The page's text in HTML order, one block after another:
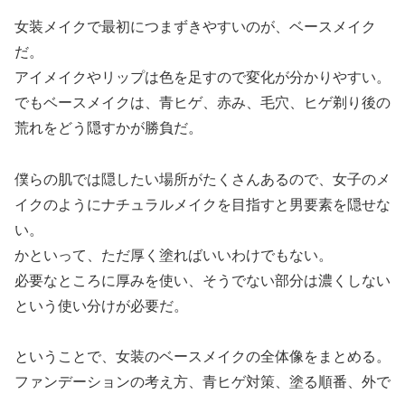
女装メイクで最初につまずきやすいのが、ベースメイク
だ。
アイメイクやリップは色を足すので変化が分かりやすい。
でもベースメイクは、青ヒゲ、赤み、毛穴、ヒゲ剃り後の
荒れをどう隠すかが勝負だ。
僕らの肌では隠したい場所がたくさんあるので、女子のメ
イクのようにナチュラルメイクを目指すと男要素を隠せな
い。
かといって、ただ厚く塗ればいいわけでもない。
必要なところに厚みを使い、そうでない部分は濃くしない
という使い分けが必要だ。
ということで、女装のベースメイクの全体像をまとめる。
ファンデーションの考え方、青ヒゲ対策、塗る順番、外で